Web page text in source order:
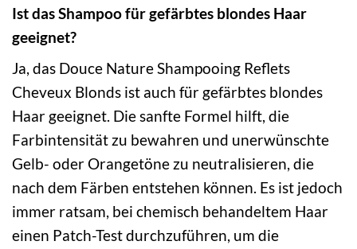
Ist das Shampoo für gefärbtes blondes Haar
geeignet?
Ja, das Douce Nature Shampooing Reflets
Cheveux Blonds ist auch für gefärbtes blondes
Haar geeignet. Die sanfte Formel hilft, die
Farbintensität zu bewahren und unerwünschte
Gelb- oder Orangetöne zu neutralisieren, die
nach dem Färben entstehen können. Es ist jedoch
immer ratsam, bei chemisch behandeltem Haar
einen Patch-Test durchzuführen, um die